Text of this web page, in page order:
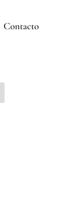
Contacto